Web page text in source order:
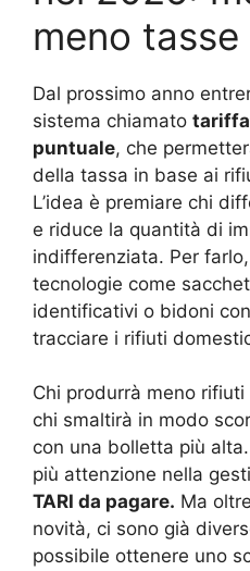
meno tasse
Dal prossimo anno
sistema chiamato
puntuale, che
della tassa in base ai
L’idea è premiare chi
e riduce la quantità di
indifferenziata. Per
tecnologie come
identificativi o bidoni
tracciare i rifiuti
Chi produrrà meno
chi smaltirà in modo
con una bolletta più
più attenzione nella
TARI da pagare. Ma
novità, ci sono già
possibile ottenere uno